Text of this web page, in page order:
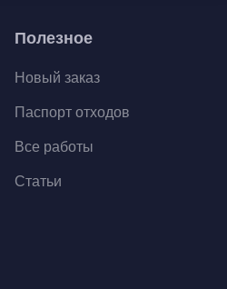
Полезное
Новый заказ
Паспорт отходов
Все работы
Статьи